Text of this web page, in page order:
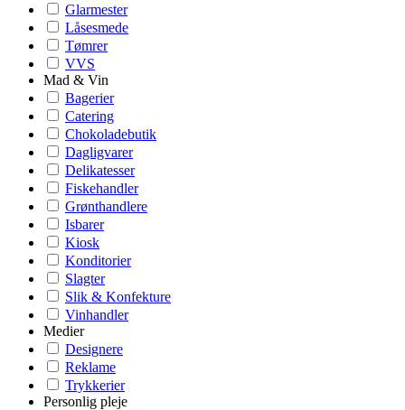
Glarmester
Låsesmede
Tømrer
VVS
Mad & Vin
Bagerier
Catering
Chokoladebutik
Dagligvarer
Delikatesser
Fiskehandler
Grønthandlere
Isbarer
Kiosk
Konditorier
Slagter
Slik & Konfekture
Vinhandler
Medier
Designere
Reklame
Trykkerier
Personlig pleje